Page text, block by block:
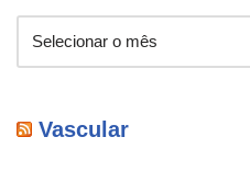
Vascular